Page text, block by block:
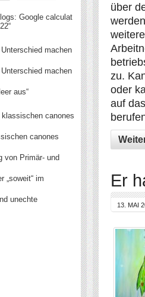
über
zu.
oder
auf
Er
13. MAI
Google calculat
machen
machen
aus“
klassischen canones
canones
von Primär- und
„soweit“ im
unechte